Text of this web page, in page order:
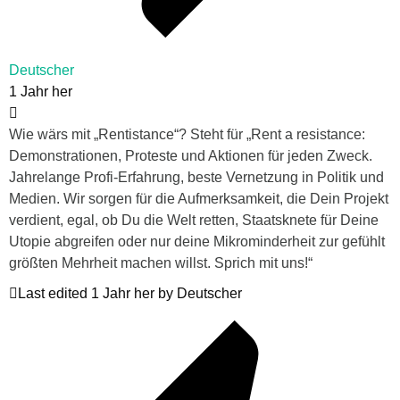
Deutscher
1 Jahr her
Wie wärs mit „Rentistance“? Steht für „Rent a resistance:
Demonstrationen, Proteste und Aktionen für jeden Zweck.
Jahrelange Profi-Erfahrung, beste Vernetzung in Politik und
Medien. Wir sorgen für die Aufmerksamkeit, die Dein Projekt
verdient, egal, ob Du die Welt retten, Staatsknete für Deine
Utopie abgreifen oder nur deine Mikrominderheit zur gefühlt
größten Mehrheit machen willst. Sprich mit uns!“
Last edited 1 Jahr her by Deutscher